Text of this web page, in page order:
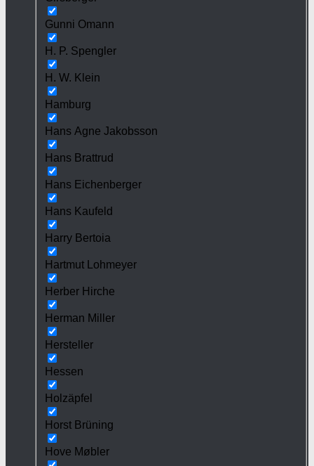
Gunni Omann
H. P. Spengler
H. W. Klein
Hamburg
Hans Agne Jakobsson
Hans Brattrud
Hans Eichenberger
Hans Kaufeld
Harry Bertoia
Hartmut Lohmeyer
Herber Hirche
Herman Miller
Hersteller
Hessen
Holzäpfel
Horst Brüning
Hove Møbler